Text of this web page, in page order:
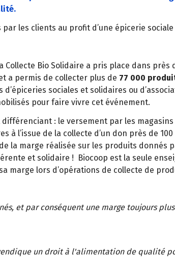
les clients au profit d’une épicerie sociale
Collecte Bio Solidaire a pris place dans près
a permis de collecter plus de 77 000
d’épiceries sociales et solidaires ou
pour faire vivre cet événement.
différenciant : le versement par les
à l’issue de la collecte d’un don près de
la marge réalisée sur les produits donnés
et solidaire ! Biocoop est la seule
marge lors d’opérations de collecte de
et par conséquent une marge toujours
un droit à l'alimentation de qualité